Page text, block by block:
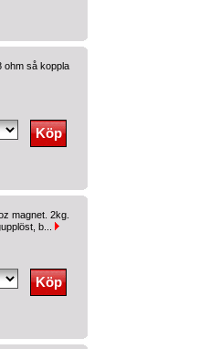
ohm så koppla
magnet. 2kg.
b...